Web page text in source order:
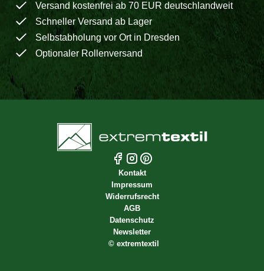
Versand kostenfrei ab 70 EUR deutschlandweit
Schneller Versand ab Lager
Selbstabholung vor Ort in Dresden
Optionaler Rollenversand
Kontakt
Impressum
Widerrufsrecht
AGB
Datenschutz
Newsletter
© extremtextil